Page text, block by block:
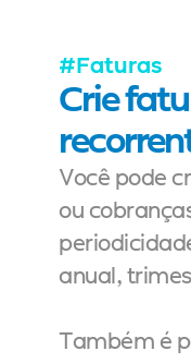
#Faturas
Crie
Você pode
ou
anual,
Também é